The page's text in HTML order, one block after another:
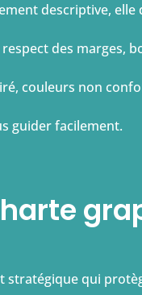
descriptive,
des marges,
couleurs non
guider facilement.
stratégique qui